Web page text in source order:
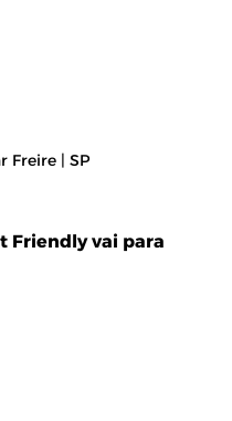
Freire | SP
Friendly vai para